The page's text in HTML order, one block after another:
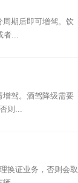
周期后即可增驾。饮
...
增驾。酒驾降级需要
则...
换证业务，否则会取